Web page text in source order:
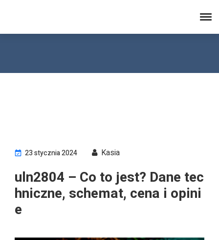
23 stycznia 2024 Kasia
uln2804 – Co to jest? Dane tec
hniczne, schemat, cena i opini
e